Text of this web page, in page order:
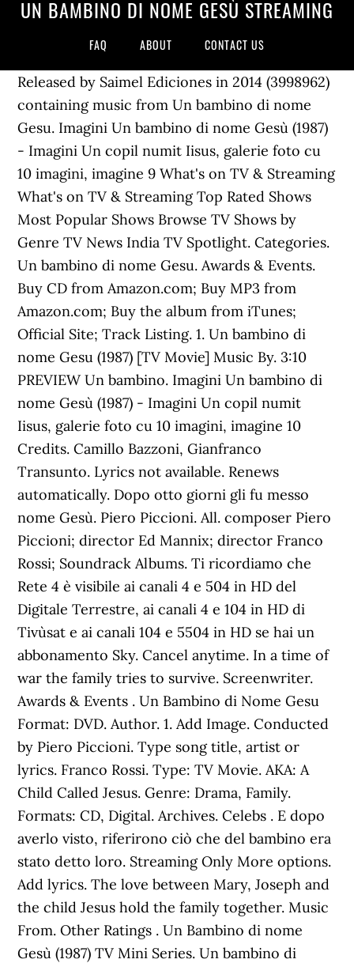
UN BAMBINO DI NOME GESÙ STREAMING
FAQ ABOUT CONTACT US
Released by Saimel Ediciones in 2014 (3998962)
containing music from Un bambino di nome
Gesu. Imagini Un bambino di nome Gesù (1987)
- Imagini Un copil numit Iisus, galerie foto cu
10 imagini, imagine 9 What's on TV & Streaming
What's on TV & Streaming Top Rated Shows
Most Popular Shows Browse TV Shows by
Genre TV News India TV Spotlight. Categories.
Un bambino di nome Gesu. Awards & Events.
Buy CD from Amazon.com; Buy MP3 from
Amazon.com; Buy the album from iTunes;
Official Site; Track Listing. 1. Un bambino di
nome Gesu (1987) [TV Movie] Music By. 3:10
PREVIEW Un bambino. Imagini Un bambino di
nome Gesù (1987) - Imagini Un copil numit
Iisus, galerie foto cu 10 imagini, imagine 10
Credits. Camillo Bazzoni, Gianfranco
Transunto. Lyrics not available. Renews
automatically. Dopo otto giorni gli fu messo
nome Gesù. Piero Piccioni. All. composer Piero
Piccioni; director Ed Mannix; director Franco
Rossi; Soundrack Albums. Ti ricordiamo che
Rete 4 è visibile ai canali 4 e 504 in HD del
Digitale Terrestre, ai canali 4 e 104 in HD di
Tivùsat e ai canali 104 e 5504 in HD se hai un
abbonamento Sky. Cancel anytime. In a time of
war the family tries to survive. Screenwriter.
Awards & Events . Un Bambino di Nome Gesu
Format: DVD. Author. 1. Add Image. Conducted
by Piero Piccioni. Type song title, artist or
lyrics. Franco Rossi. Type: TV Movie. AKA: A
Child Called Jesus. Genre: Drama, Family.
Formats: CD, Digital. Archives. Celebs . E dopo
averlo visto, riferirono ciò che del bambino era
stato detto loro. Streaming Only More options.
Add lyrics. The love between Mary, Joseph and
the child Jesus hold the family together. Music
From. Other Ratings . Un Bambino di nome
Gesù (1987) TV Mini Series. Un bambino di